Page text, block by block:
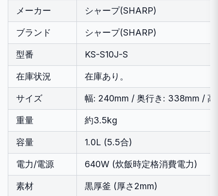
メーカー シャープ(SHARP)
ブランド シャープ(SHARP)
型番 KS-S10J-S
在庫状況 在庫あり。
サイズ 幅: 240mm / 奥行き: 338mm /
重量 約3.5kg
容量 1.0L (5.5合)
電力/電源 640W (炊飯時定格消費電力)
素材 黒厚釜 (厚さ2mm)